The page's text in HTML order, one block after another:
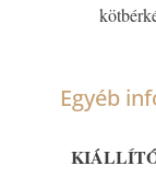
Egyéb